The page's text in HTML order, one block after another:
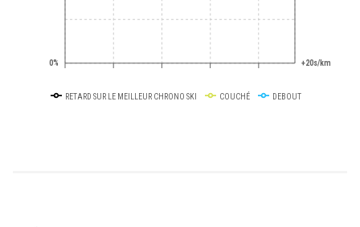
0% +20s/km
RETARD SUR LE MEILLEUR CHRONO SKI COUCHÉ DEBOUT